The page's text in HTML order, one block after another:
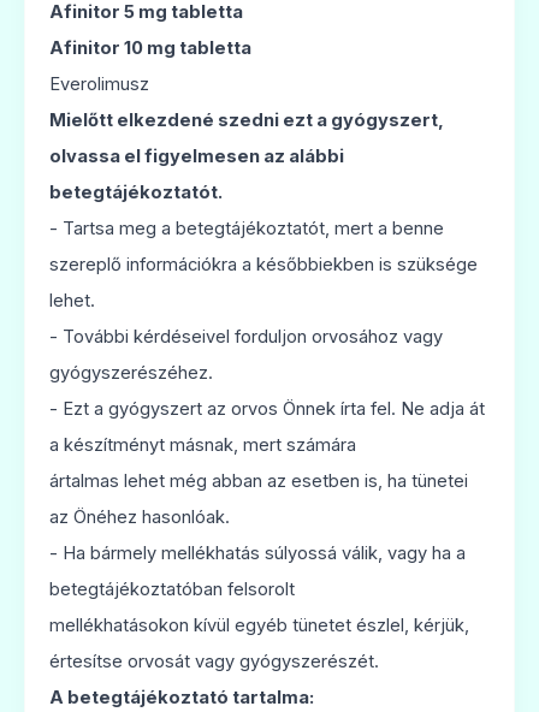
Ár: —
ADATLAP
Afinitor 5 mg tabletta
Afinitor 10 mg tabletta
Everolimusz
Mielőtt elkezdené szedni ezt a gyógyszert,
olvassa el figyelmesen az alábbi
betegtájékoztatót.
- Tartsa meg a betegtájékoztatót, mert a benne
szereplő információkra a későbbiekben is szüksége
lehet.
- További kérdéseivel forduljon orvosához vagy
gyógyszerészéhez.
- Ezt a gyógyszert az orvos Önnek írta fel. Ne adja át
a készítményt másnak, mert számára
ártalmas lehet még abban az esetben is, ha tünetei
az Önéhez hasonlóak.
- Ha bármely mellékhatás súlyossá válik, vagy ha a
betegtájékoztatóban felsorolt
mellékhatásokon kívül egyéb tünetet észlel, kérjük,
értesítse orvosát vagy gyógyszerészét.
A betegtájékoztató tartalma: